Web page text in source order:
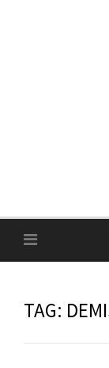
TAG: